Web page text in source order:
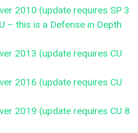
2010 (update requires SP 3
– this is a Defense in Depth
2013 (update requires CU
2016 (update requires CU
2019 (update requires CU 8